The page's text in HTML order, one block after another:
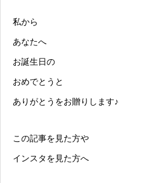
私から
あなたへ
お誕生日の
おめでとうと
ありがとうをお贈りします♪
この記事を見た方や
インスタを見た方へ